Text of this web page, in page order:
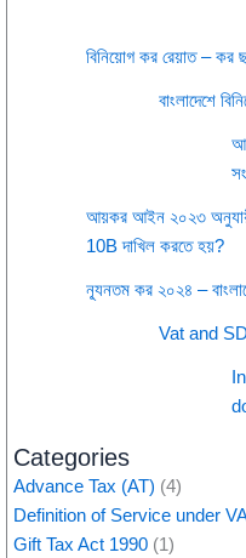
বিনিয়োগ কর রেয়াত – কর
বাংলাদেশে
আয়কর আইন ২০২৩ অনুযায়ী
10B দাখিল করতে হয়?
ন্যূনতম কর ২০২৪ –
Vat and
Categories
Advance Tax (AT) (4)
Definition of Service under
Gift Tax Act 1990 (1)